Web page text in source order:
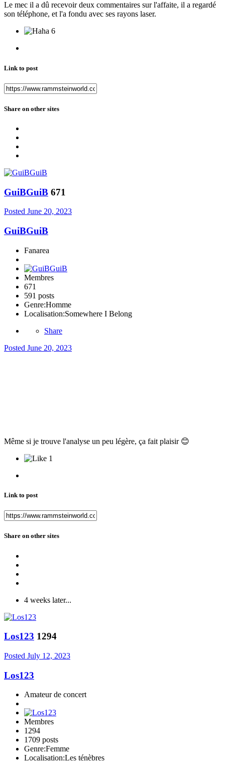
Le mec il a dû recevoir deux commentaires sur l'affaite, il a regardé
son téléphone, et l'a fondu avec ses rayons laser.
6
Link to post
Share on other sites
GuiBGuiB 671
Posted June 20, 2023
GuiBGuiB
Fanarea
Membres
671
591 posts
Genre:Homme
Localisation:Somewhere I Belong
Share
Posted June 20, 2023
Même si je trouve l'analyse un peu légère, ça fait plaisir 😊
1
Link to post
Share on other sites
4 weeks later...
Los123 1294
Posted July 12, 2023
Los123
Amateur de concert
Membres
1294
1709 posts
Genre:Femme
Localisation:Les ténèbres